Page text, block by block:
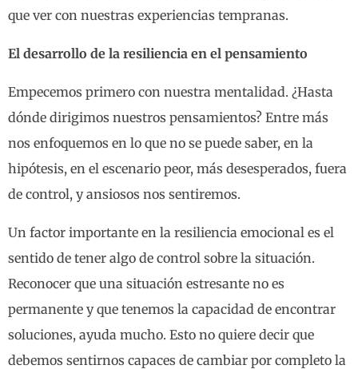
que ver con nuestras experiencias tempranas.
El desarrollo de la resiliencia en el pensamiento
Empecemos primero con nuestra mentalidad. ¿Hasta
dónde dirigimos nuestros pensamientos? Entre más
nos enfoquemos en lo que no se puede saber, en la
hipótesis, en el escenario peor, más desesperados, fuera
de control, y ansiosos nos sentiremos.
Un factor importante en la resiliencia emocional es el
sentido de tener algo de control sobre la situación.
Reconocer que una situación estresante no es
permanente y que tenemos la capacidad de encontrar
soluciones, ayuda mucho. Esto no quiere decir que
debemos sentirnos capaces de cambiar por completo la